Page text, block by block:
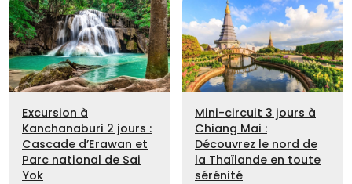
Excursion à
Kanchanaburi 2 jours :
Cascade d’Erawan et
Parc national de Sai
Yok
Mini-circuit 3 jours à
Chiang Mai :
Découvrez le nord de
la Thaïlande en toute
sérénité